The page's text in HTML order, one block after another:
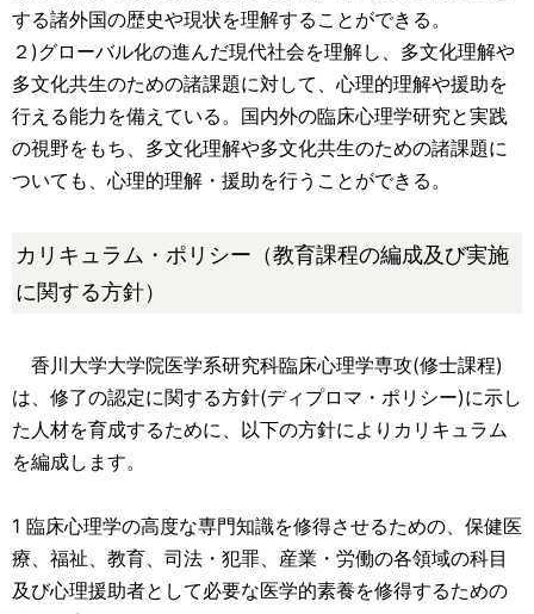
する諸外国の歴史や現状を理解することができる。
２)グローバル化の進んだ現代社会を理解し、多文化理解や
多文化共生のための諸課題に対して、心理的理解や援助を
行える能力を備えている。国内外の臨床心理学研究と実践
の視野をもち、多文化理解や多文化共生のための諸課題に
ついても、心理的理解・援助を行うことができる。
カリキュラム・ポリシー（教育課程の編成及び実施
に関する方針）
⾹川⼤学⼤学院医学系研究科臨床⼼理学専攻(修⼠課程)
は、修了の認定に関する⽅針(ディプロマ・ポリシー)に⽰し
た⼈材を育成するために、以下の⽅針によりカリキュラム
を編成します。
1 臨床⼼理学の⾼度な専⾨知識を修得させるための、保健医
療、福祉、教育、司法・犯罪、産業・労働の各領域の科⽬
及び⼼理援助者として必要な医学的素養を修得するための